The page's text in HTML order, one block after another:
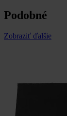
Podobné
Zobraziť ďalšie